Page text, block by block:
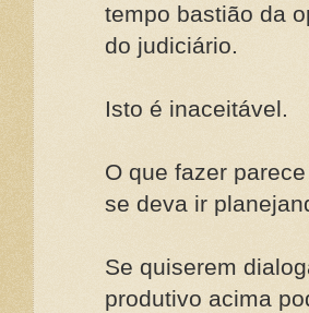
tempo bastião da
do judiciário.
Isto é inaceitável.
O que fazer
se deva ir
Se quiserem
produtivo acima